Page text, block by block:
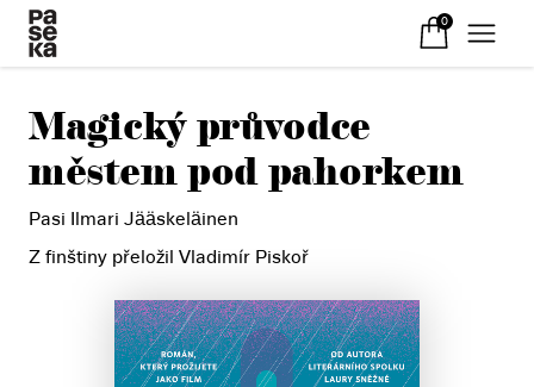
0
Magický průvodce
městem pod pahorkem
Pasi Ilmari Jääskeläinen
Z finštiny přeložil Vladimír Piskoř